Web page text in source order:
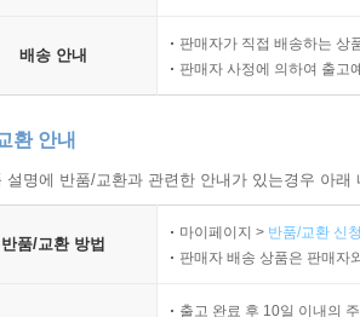
배송 안내
판매자가 직접 배송하는 상
판매자 사정에 의하여 출고
환 안내
명에 반품/교환과 관련한 안내가 있는경우 아
반품/교환 방법
마이페이지 > 반품/교환 신
판매자 배송 상품은 판매자
출고 완료 후 10일 이내의